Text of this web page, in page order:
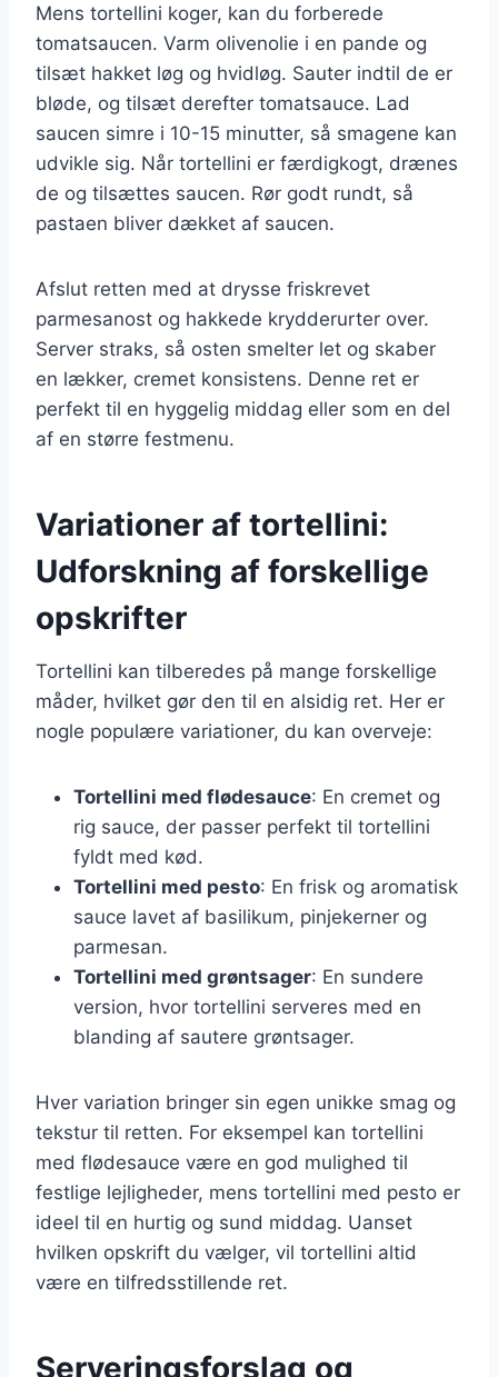
Mens tortellini koger, kan du forberede
tomatsaucen. Varm olivenolie i en pande og
tilsæt hakket løg og hvidløg. Sauter indtil de er
bløde, og tilsæt derefter tomatsauce. Lad
saucen simre i 10-15 minutter, så smagene kan
udvikle sig. Når tortellini er færdigkogt, drænes
de og tilsættes saucen. Rør godt rundt, så
pastaen bliver dækket af saucen.
Afslut retten med at drysse friskrevet
parmesanost og hakkede krydderurter over.
Server straks, så osten smelter let og skaber
en lækker, cremet konsistens. Denne ret er
perfekt til en hyggelig middag eller som en del
af en større festmenu.
Variationer af tortellini:
Udforskning af forskellige
opskrifter
Tortellini kan tilberedes på mange forskellige
måder, hvilket gør den til en alsidig ret. Her er
nogle populære variationer, du kan overveje:
Tortellini med flødesauce: En cremet og
rig sauce, der passer perfekt til tortellini
fyldt med kød.
Tortellini med pesto: En frisk og aromatisk
sauce lavet af basilikum, pinjekerner og
parmesan.
Tortellini med grøntsager: En sundere
version, hvor tortellini serveres med en
blanding af sautere grøntsager.
Hver variation bringer sin egen unikke smag og
tekstur til retten. For eksempel kan tortellini
med flødesauce være en god mulighed til
festlige lejligheder, mens tortellini med pesto er
ideel til en hurtig og sund middag. Uanset
hvilken opskrift du vælger, vil tortellini altid
være en tilfredsstillende ret.
Serveringsforslag og